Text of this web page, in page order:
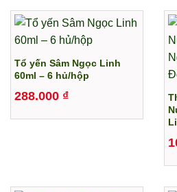
Tổ yến Sâm Ngọc Linh
60ml – 6 hủ/hộp
288.000 ₫